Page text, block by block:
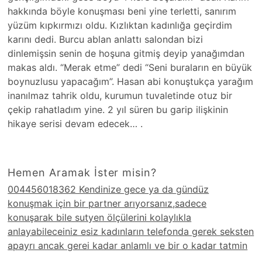
hakkında böyle konuşması beni yine terletti, sanırım
yüzüm kıpkırmızı oldu. Kızlıktan kadınlığa geçirdim
karını dedi. Burcu ablan anlattı salondan bizi
dinlemişsin senin de hoşuna gitmiş deyip yanağımdan
makas aldı. “Merak etme” dedi “Seni buraların en büyük
boynuzlusu yapacağım”. Hasan abi konuştukça yarağım
inanılmaz tahrik oldu, kurumun tuvaletinde otuz bir
çekip rahatladım yine. 2 yıl süren bu garip ilişkinin
hikaye serisi devam edecek… .
Hemen Aramak İster misin?
004456018362 Kendinize gece ya da gündüz
konuşmak için bir partner arıyorsanız,sadece
konuşarak bile sutyen ölçülerini kolaylıkla
anlayabileceiniz esiz kadınların telefonda gerek seksten
apayrı ancak gerei kadar anlamlı ve bir o kadar tatmin